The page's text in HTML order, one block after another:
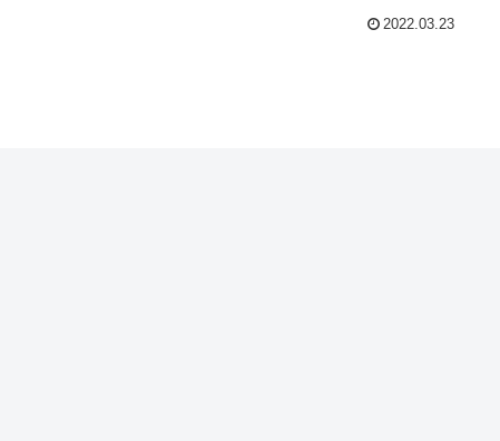
2022.03.23